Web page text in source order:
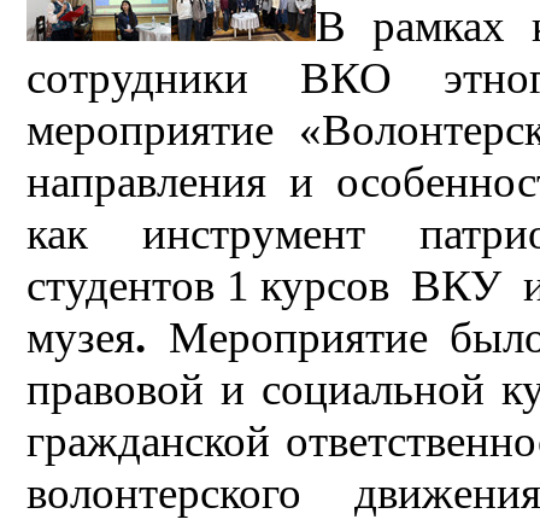
В рамках
сотрудники ВКО
мероприятие
направления и
как инструмент
студентов 1 курсов ВКУ
музея. Мероприятие
правовой и социальной
гражданской
волонтерского